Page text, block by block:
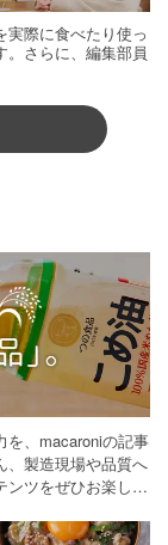
際に食べたり使っ
。さらに、編集部員
を、macaroniの記事
、製造現場や品質へ
ンツをぜひお楽しみ